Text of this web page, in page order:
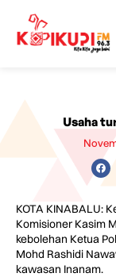
Usaha
KOTA KINABALU:
Komisioner Kasim
kebolehan Ketua
Mohd Rashidi
kawasan Inanam.